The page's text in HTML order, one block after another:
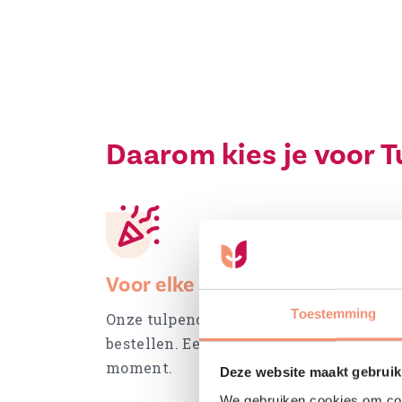
Toestemming
Deze website maakt
Daarom kies je voor
Voor elke gelegenheid
Onze tulpencadeaus zijn jaarrond te
bestellen. Een vrolijk cadeau voor elk
moment.